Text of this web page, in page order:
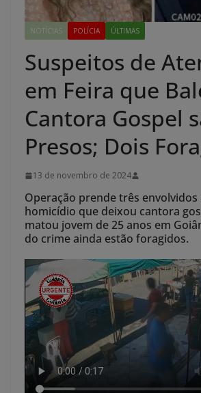
NOTÍCIAS POLÍCIA ÚLTIMAS
Suspeitos de
em Feira que
Cantora Gospel
Presos; Dois
13 de novembro de 2024
Operação prende três
homicídio que deixou cantora
matou jovem de 25 anos em
do crime ainda estão foragidos.